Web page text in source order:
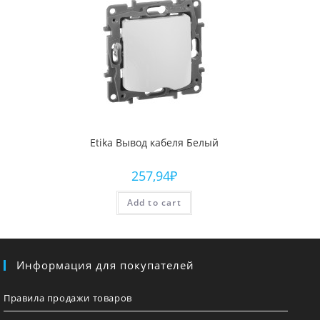
Etika Вывод кабеля Белый
257,94₽
Add to cart
Информация для покупателей
Правила продажи товаров